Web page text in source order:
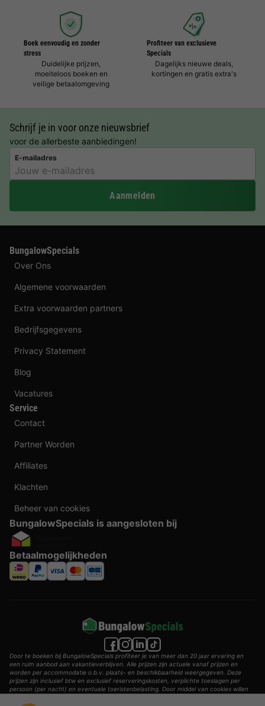
Boek eenvoudig en zonder
stress
Duidelijke prijzen,
moeiteloos boeken en
veilige betaalomgeving
Profiteer van exclusieve
Specials
Dagelijks nieuwe deals,
kortingen en gratis extra's
Schrijf je in voor onze nieuwsbrief
voor de allerbeste aanbiedingen!
E-mailadres
Aanmelden
BungalowSpecials
Over Ons
Algemene voorwaarden
Extra voorwaarden partners
Bedrijfsgegevens
Privacy Statement
Blog
Vacatures
Service
Contact
Partner Worden
Affiliates
Klachten
Beheer van cookies
BungalowSpecials is aangesloten bij
Betaalmogelijkheden
Door te boeken bij BungalowSpecials profiteer je van meer dan 20 jaar ervaring en
een ruim aanbod aan vakantieverblijven. Alle prijzen zijn actuele vanaf prijzen en
worden per accommodatie o.b.v. plaats- en beschikbaarheid weergegeven. Deze
prijzen zijn inclusief btw en exclusief reserveringskosten, verplichte toeslagen per
persoon (per nacht) en eventuele toeristenbelasting. Door middel van cookies willen